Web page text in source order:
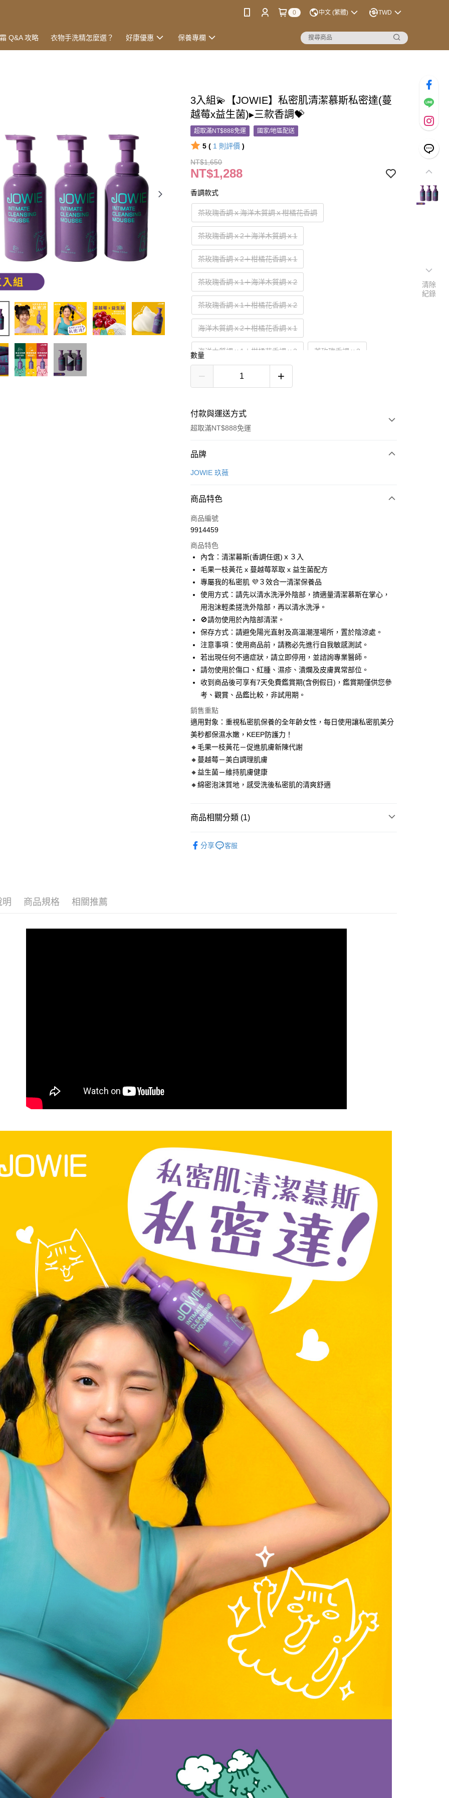
0 中文 (繁體) TWD
Q&A 攻略 衣物手洗精怎麼選？ 好康優惠 保養專欄
3入組💫【JOWIE】私密肌清潔慕斯私密達(蔓
越莓x益生菌)▸三款香調💝
超取滿NT$888免運 國家/地區配送
5 ( 1 則評價 )
NT$1,650
NT$1,288
香調款式
茶玫瑰香調ｘ海洋木質調ｘ柑橘花香調
茶玫瑰香調ｘ2＋海洋木質調ｘ1
茶玫瑰香調ｘ2＋柑橘花香調ｘ1
茶玫瑰香調ｘ1＋海洋木質調ｘ2
茶玫瑰香調ｘ1＋柑橘花香調ｘ2
海洋木質調ｘ2＋柑橘花香調ｘ1
海洋木質調ｘ1＋柑橘花香調ｘ2 茶玫瑰香調ｘ3
海洋木質調ｘ3 柑橘花香調ｘ3
數量
付款與運送方式
超取滿NT$888免運
付款方式
信用卡一次付款
Apple Pay
悠遊付
ATM付款
運送方式
全家取貨付款
每筆NT$100，滿NT$888(含以上)免運費
付款後全家取貨
每筆NT$100，滿NT$888(含以上)免運費
7-11取貨付款
每筆NT$100，滿NT$888(含以上)免運費
付款後7-11取貨
每筆NT$100，滿NT$888(含以上)免運費
新竹物流
每筆NT$100，滿NT$888(含以上)免運費
海外地區配送
品牌
JOWIE 玖薇
商品特色
商品編號
9914459
商品特色
內含：清潔幕斯(香調任選)ｘ３入
毛果一枝黃花 x 蔓越莓萃取 x 益生菌配方
專屬我的私密肌 💜３效合一清潔保養品
使用方式：請先以清水洗淨外陰部，擠適量清潔慕斯在掌心，
用泡沫輕柔搓洗外陰部，再以清水洗淨。
🚫請勿使用於內陰部清潔。
保存方式：請避免陽光直射及高溫潮溼場所，置於陰涼處。
注意事項：使用商品前，請務必先進行自我敏感測試。
若出現任何不適症狀，請立即停用，並諮詢專業醫師。
請勿使用於傷口、紅腫、濕疹、潰爛及皮膚異常部位。
收到商品後可享有7天免費鑑賞期(含例假日)，鑑賞期僅供您參
考、觀賞、品鑑比較，非試用期。
銷售重點
適用對象：重視私密肌保養的全年齡女性，每日使用讓私密肌美分
美秒都保濕水嫩，KEEP防護力！
🔸毛果一枝黃花－促進肌膚新陳代謝
🔸蔓越莓－美白調理肌膚
🔸益生菌－維持肌膚健康
🔸綿密泡沫質地，感受洗後私密肌的清爽舒適
商品相關分類 (1)
分享
客服
明 商品規格 相關推薦
清除
紀錄